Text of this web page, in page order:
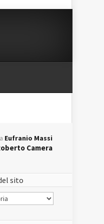
Eufranio Massi
Camera
sito